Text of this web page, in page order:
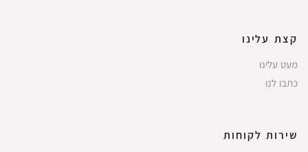
קצת עלינו
מעט עלינו
כתבו לנו
שירות לקוחות